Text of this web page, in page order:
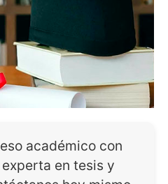
académico con
en tesis y